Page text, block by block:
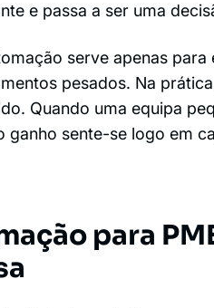
e passa a ser uma
serve apenas para
pesados. Na
Quando uma equipa
ganho sente-se logo em
para